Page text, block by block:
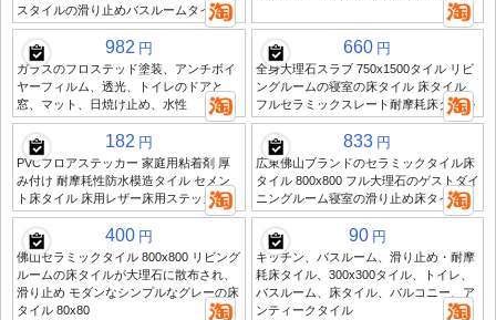
スタイルの滑り止めバスルームタイル
982 円
ガラスのフロステッド塗装、アンチボイ
ヤーフィルム、透光、トイレのドアと
窓、マット、日焼け止め、水性
660 円
全身大理石スラブ 750x1500タイル リビ
ングルームの寝室の床タイル 床タイル
フルセラミックスレート耐摩耗床タイル
182 円
PVCフロアステッカー 家庭用粘着剤 厚
み付け 耐摩耗性防水模造タイル セメン
ト床タイル 床用レザー床用ステッカー
833 円
広東佛山ブランドのセラミックタイル床
タイル 800x800 フル大理石のゲストダイ
ニングルーム寝室の滑り止め床タイル
400 円
佛山セラミックタイル 800x800 リビング
ルームの床タイルが大理石に散布され、
滑り止め モダンなシンプルなグレーの床
タイル 80x80
90 円
キッチン、バスルーム、滑り止め・耐摩
耗床タイル、300x300タイル、トイレ、
バスルーム、床タイル、バルコニー、ア
ンティークタイル